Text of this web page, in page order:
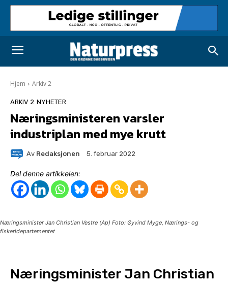
Hjem Arkiv 2
ARKIV 2 NYHETER
Næringsministeren varsler
industriplan med mye krutt
Av Redaksjonen 5. februar 2022
Del denne artikkelen:
Næringsminister Jan Christian Vestre (Ap) Foto: Øyvind Myge, Nærings- og
fiskeridepartementet
Næringsminister Jan Christian